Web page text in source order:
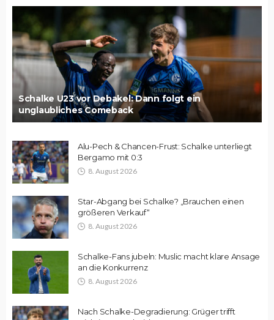
Schalke U23 vor Debakel: Dann folgt ein
unglaubliches Comeback
Alu-Pech & Chancen-Frust: Schalke unterliegt
Bergamo mit 0:3
8. August 2026
Star-Abgang bei Schalke? „Brauchen einen
größeren Verkauf“
8. August 2026
Schalke-Fans jubeln: Muslic macht klare Ansage
an die Konkurrenz
8. August 2026
Nach Schalke-Degradierung: Grüger trifft